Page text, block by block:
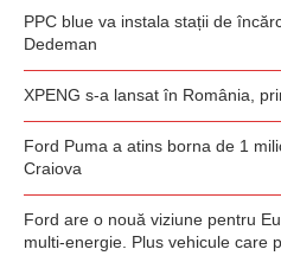
PPC blue va instala stații de
Dedeman
XPENG s-a lansat în România,
Ford Puma a atins borna de 1
Craiova
Ford are o nouă viziune pentru
multi-energie. Plus vehicule care